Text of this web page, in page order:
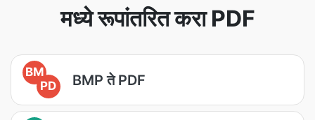
मध्ये रूपांतरित करा PDF
BM
PD
BMP ते PDF